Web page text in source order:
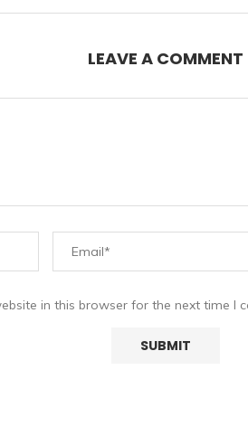
LEAVE A COMMENT
in this browser for the next time I